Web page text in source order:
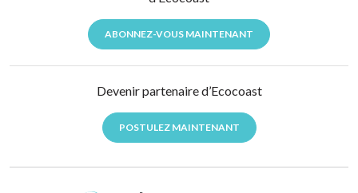
ABONNEZ-VOUS MAINTENANT
Devenir partenaire d’Ecocoast
POSTULEZ MAINTENANT